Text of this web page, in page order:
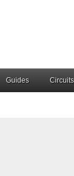
Guides Circuits